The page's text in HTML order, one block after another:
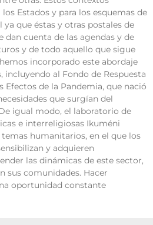
Estados y para los esquemas de
que éstas y otras postales de
cuenta de las agendas y de
y de todo aquello que sigue
incorporado este abordaje
al Fondo de Respuesta
Efectos de la Pandemia, que nació
que surgían del
igual modo, el laboratorio de
e interreligiosas Ikuméni
humanitarios, en el que los
y adquieren
las dinámicas de este sector,
sus comunidades. Hacer
oportunidad constante